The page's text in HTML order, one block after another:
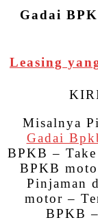
Gadai
Leasing
Misalnya
Gadai
BPKB –
BPKB
Pinjaman
motor –
BPKB